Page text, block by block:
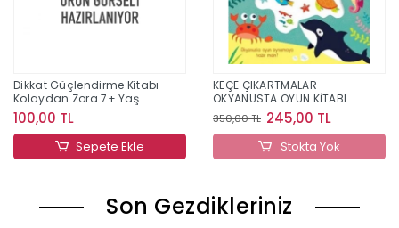
Dikkat Güçlendirme Kitabı
Kolaydan Zora 7+ Yaş
100,00 TL
Sepete Ekle
KEÇE ÇIKARTMALAR -
OKYANUSTA OYUN KİTABI
350,00 TL 245,00 TL
Stokta Yok
Son Gezdikleriniz